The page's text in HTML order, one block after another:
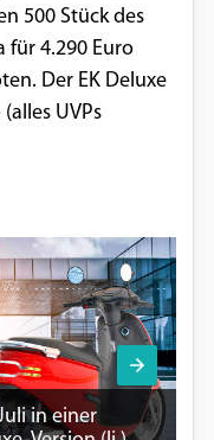
500 Stück des
für 4.290 Euro
Der EK Deluxe
UVPs
in einer